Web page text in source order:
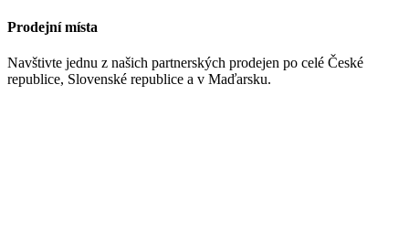
Prodejní místa
Navštivte jednu z našich partnerských prodejen po celé České
republice, Slovenské republice a v Maďarsku.